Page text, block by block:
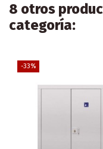
8 otros
categoría:
-33%